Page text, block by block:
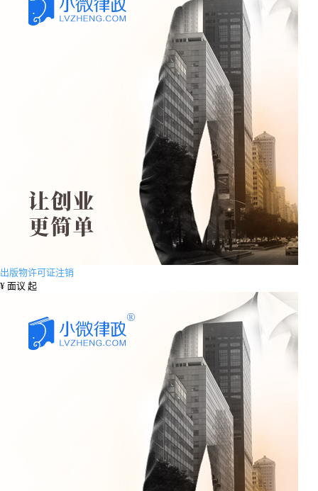
出版物许可证注销
¥ 面议 起